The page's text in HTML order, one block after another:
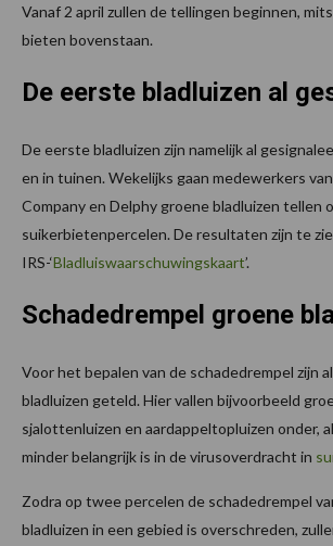
Vanaf 2 april zullen de tellingen beginnen,
bieten bovenstaan.
De eerste bladluizen al
De eerste bladluizen zijn namelijk al
en in tuinen. Wekelijks gaan medewerkers
Company en Delphy groene bladluizen tellen
suikerbietenpercelen. De resultaten zijn te
IRS-‘Bladluiswaarschuwingskaart’.
Schadedrempel groene
Voor het bepalen van de schadedrempel zijn
bladluizen geteld. Hier vallen bijvoorbeeld
sjalottenluizen en aardappeltopluizen onder,
minder belangrijk is in de virusoverdracht in
Zodra op twee percelen de schadedrempel
bladluizen in een gebied is overschreden,